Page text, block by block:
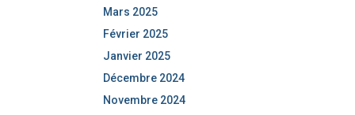
Mars 2025
Février 2025
Janvier 2025
Décembre 2024
Novembre 2024